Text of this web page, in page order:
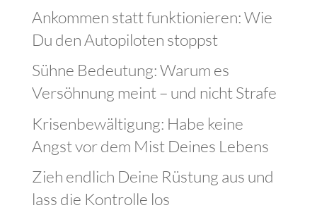
Ankommen statt funktionieren: Wie
Du den Autopiloten stoppst
Sühne Bedeutung: Warum es
Versöhnung meint – und nicht Strafe
Krisenbewältigung: Habe keine
Angst vor dem Mist Deines Lebens
Zieh endlich Deine Rüstung aus und
lass die Kontrolle los